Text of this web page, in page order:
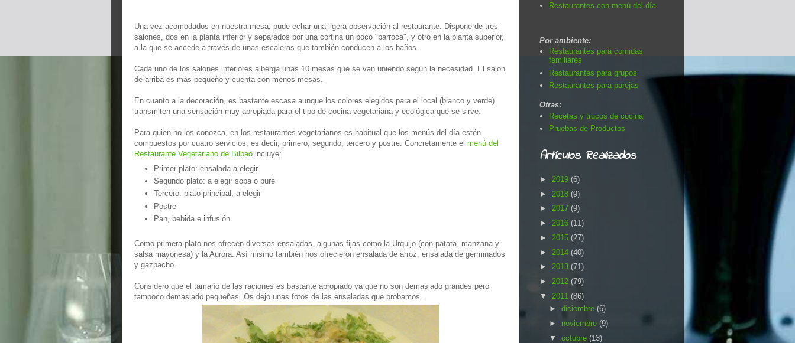
Una vez acomodados en nuestra mesa, pude echar una ligera observación al restaurante. Dispone de tres
salones, dos en la planta inferior y separados por una cortina un poco "barroca", y otro en la planta superior,
a la que se accede a través de unas escaleras que también conducen a los baños.
Cada uno de los salones inferiores alberga unas 10 mesas que se van uniendo según la necesidad. El salón
de arriba es más pequeño y cuenta con menos mesas.
En cuanto a la decoración, es bastante escasa aunque los colores elegidos para el local (blanco y verde)
transmiten una sensación muy apropiada para el tipo de cocina vegetariana y ecológica que se sirve.
Para quien no los conozca, en los restaurantes vegetarianos es habitual que los menús del día estén
compuestos por cuatro servicios, es decir, primero, segundo, tercero y postre. Concretamente el menú del
Restaurante Vegetariano de Bilbao incluye:
Primer plato: ensalada a elegir
Segundo plato: a elegir sopa o puré
Tercero: plato principal, a elegir
Postre
Pan, bebida e infusión
Como primera plato nos ofrecen diversas ensaladas, algunas fijas como la Urquijo (con patata, manzana y
salsa mayonesa) y la Aurora. Así mismo también nos ofrecieron ensalada de arroz, ensalada de germinados
y gazpacho.
Considero que el tamaño de las raciones es bastante apropiado ya que no son demasiado grandes pero
tampoco demasiado pequeñas. Os dejo unas fotos de las ensaladas que probamos.
Restaurantes con menú del día
Por ambiente:
Restaurantes para comidas
familiares
Restaurantes para grupos
Restaurantes para parejas
Otras:
Recetas y trucos de cocina
Pruebas de Productos
Artículos Realizados
► 2019 (6)
► 2018 (9)
► 2017 (9)
► 2016 (11)
► 2015 (27)
► 2014 (40)
► 2013 (71)
► 2012 (79)
▼ 2011 (86)
► diciembre (6)
► noviembre (9)
▼ octubre (13)